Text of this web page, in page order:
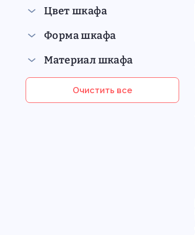
Цвет шкафа
Форма шкафа
Материал шкафа
Очистить все